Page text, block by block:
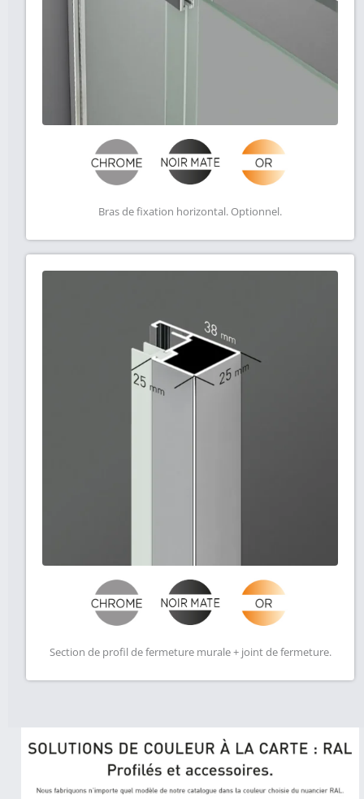
Bras de fixation horizontal. Optionnel.
Section de profil de fermeture murale + joint de fermeture.